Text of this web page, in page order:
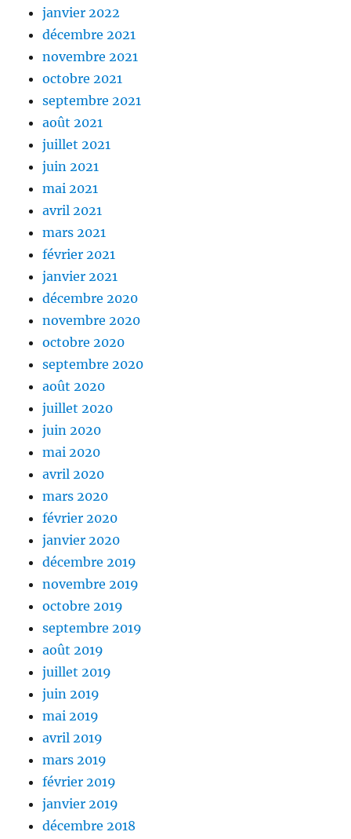
janvier 2022
décembre 2021
novembre 2021
octobre 2021
septembre 2021
août 2021
juillet 2021
juin 2021
mai 2021
avril 2021
mars 2021
février 2021
janvier 2021
décembre 2020
novembre 2020
octobre 2020
septembre 2020
août 2020
juillet 2020
juin 2020
mai 2020
avril 2020
mars 2020
février 2020
janvier 2020
décembre 2019
novembre 2019
octobre 2019
septembre 2019
août 2019
juillet 2019
juin 2019
mai 2019
avril 2019
mars 2019
février 2019
janvier 2019
décembre 2018